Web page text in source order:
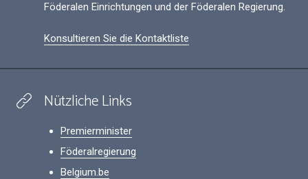
Föderalen Einrichtungen und der Föderalen Regierung.
Konsultieren Sie die Kontaktliste
Nützliche Links
Premierminister
Föderalregierung
Belgium.be